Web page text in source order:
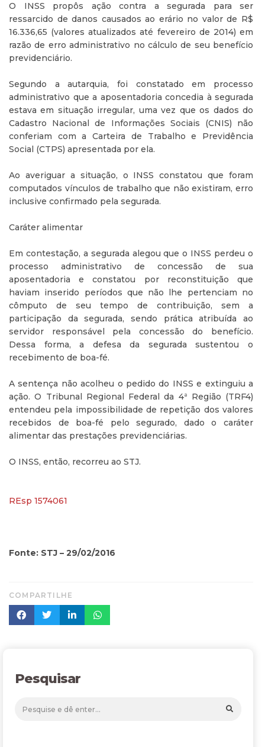
O INSS propôs ação contra a segurada para ser
ressarcido de danos causados ao erário no valor de R$
16.336,65 (valores atualizados até fevereiro de 2014) em
razão de erro administrativo no cálculo de seu benefício
previdenciário.
Segundo a autarquia, foi constatado em processo
administrativo que a aposentadoria concedia à segurada
estava em situação irregular, uma vez que os dados do
Cadastro Nacional de Informações Sociais (CNIS) não
conferiam com a Carteira de Trabalho e Previdência
Social (CTPS) apresentada por ela.
Ao averiguar a situação, o INSS constatou que foram
computados vínculos de trabalho que não existiram, erro
inclusive confirmado pela segurada.
Caráter alimentar
Em contestação, a segurada alegou que o INSS perdeu o
processo administrativo de concessão de sua
aposentadoria e constatou por reconstituição que
haviam inserido períodos que não lhe pertenciam no
cômputo de seu tempo de contribuição, sem a
participação da segurada, sendo prática atribuída ao
servidor responsável pela concessão do benefício.
Dessa forma, a defesa da segurada sustentou o
recebimento de boa-fé.
A sentença não acolheu o pedido do INSS e extinguiu a
ação. O Tribunal Regional Federal da 4ª Região (TRF4)
entendeu pela impossibilidade de repetição dos valores
recebidos de boa-fé pelo segurado, dado o caráter
alimentar das prestações previdenciárias.
O INSS, então, recorreu ao STJ.
REsp 1574061
Fonte: STJ – 29/02/2016
COMPARTILHE
Pesquisar